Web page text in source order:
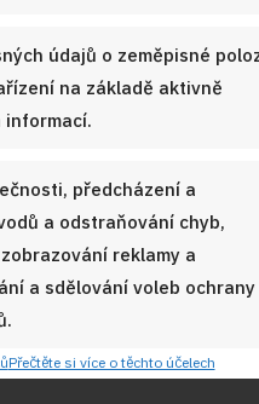
údajů o zeměpisné
na základě aktivně
informací.
předcházení a
a odstraňování chyb,
reklamy a
a sdělování voleb ochrany
Přečtěte si více o těchto účelech
krůtí čínu podle receptu s
doby, kdy se jídlo vařilo s
chuti. Vzpomínky na